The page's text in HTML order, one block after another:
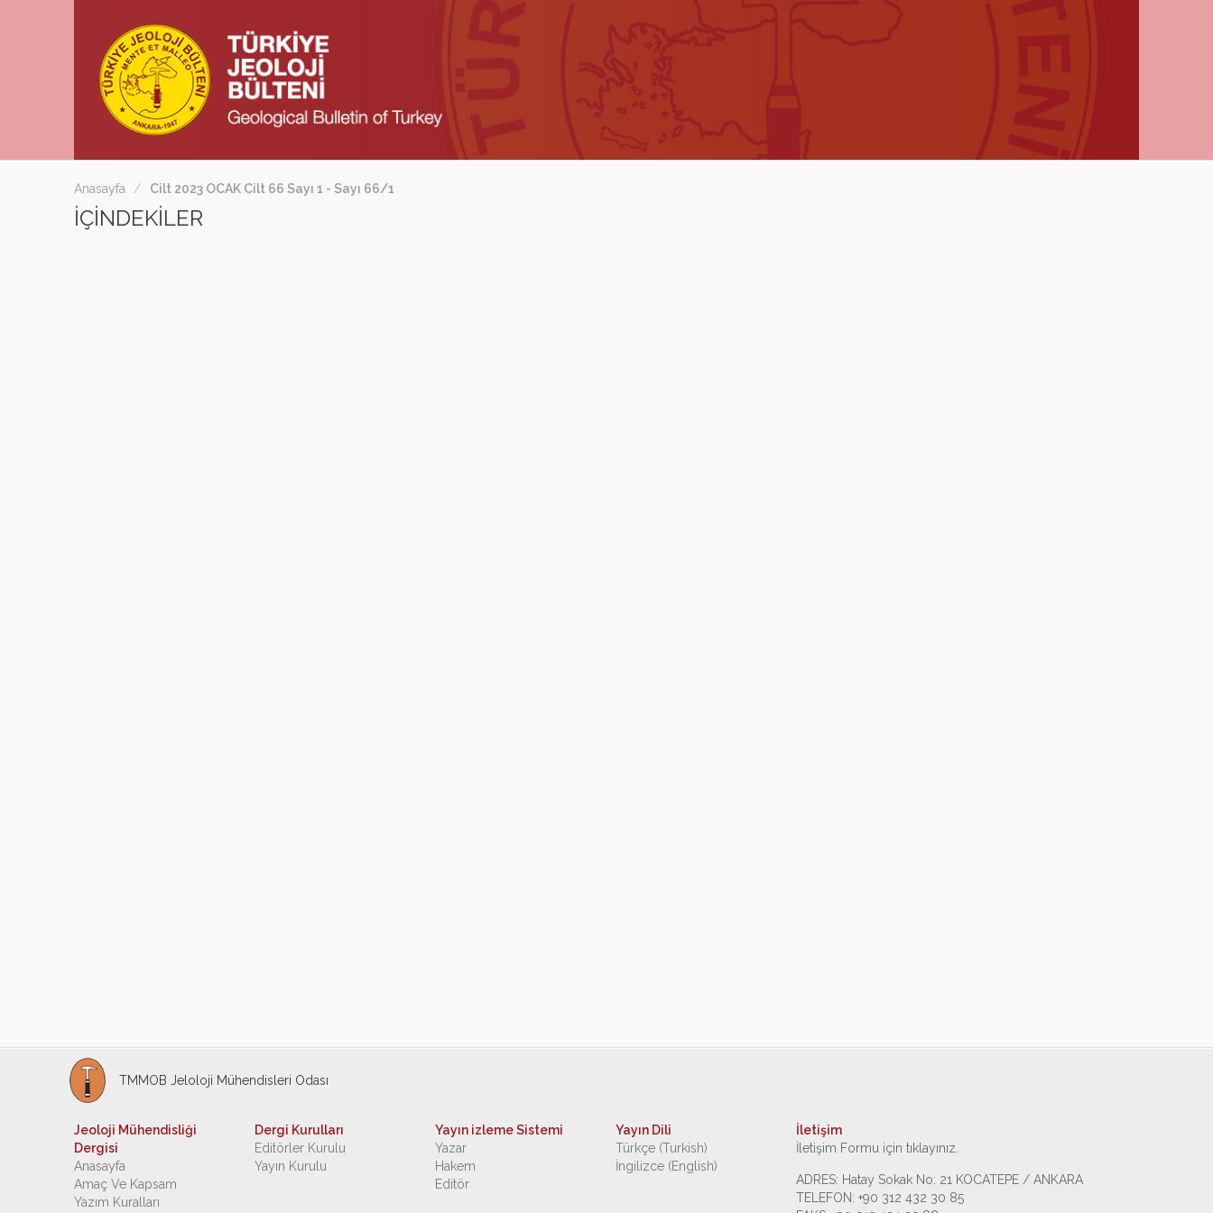
Anasayfa Cilt 2023 OCAK Cilt 66 Sayı 1 - Sayı 66/1
İÇİNDEKİLER
TMMOB Jeloloji Mühendisleri Odası
Jeoloji Mühendisliği
Dergisi
Anasayfa
Amaç Ve Kapsam
Yazım Kuralları
Dergi Kurulları
Editörler Kurulu
Yayın Kurulu
Yayın izleme Sistemi
Yazar
Hakem
Editör
Yayın Dili
Türkçe (Turkish)
İngilizce (English)
İletişim
İletişim Formu için tıklayınız.
ADRES: Hatay Sokak No: 21 KOCATEPE / ANKARA
TELEFON: +90 312 432 30 85